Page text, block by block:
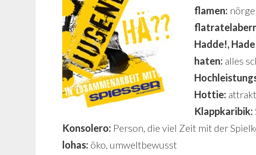
flamen:
Hadde!,
haten: alles
Hottie:
Klappkaribik:
Konsolero: Person, die viel Zeit mit der
lohas: öko, umweltbewusst